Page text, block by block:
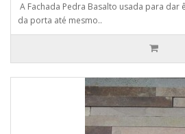
A Fachada Pedra Basalto usada para dar
da porta até mesmo..